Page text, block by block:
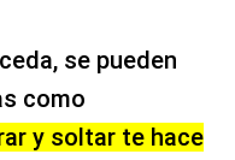
se pueden
como
y soltar te hace